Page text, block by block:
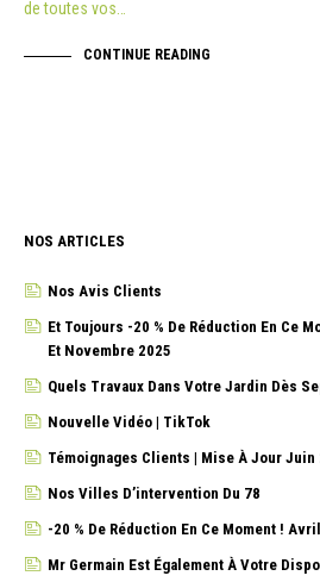
de toutes vos…
CONTINUE READING
NOS ARTICLES
Nos Avis Clients
Et Toujours -20 % De Réduction En Ce
Et Novembre 2025
Quels Travaux Dans Votre Jardin Dès
Nouvelle Vidéo | TikTok
Témoignages Clients | Mise À Jour Juin
Nos Villes D’intervention Du 78
-20 % De Réduction En Ce Moment !
Mr Germain Est Également À Votre